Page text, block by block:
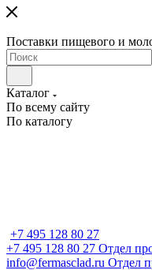
Поставки пищевого и
Каталог
По всему сайту
По каталогу
+7 495 128 80 27
+7 495 128 80 27 Отдел
info@fermasclad.ru Отдел